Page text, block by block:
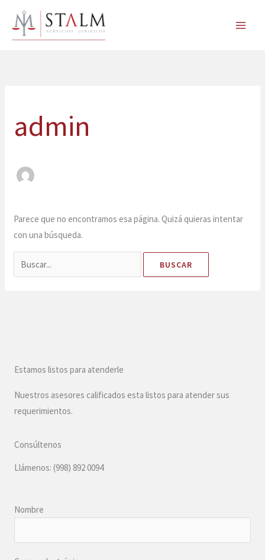
contenido
admin
Parece que no encontramos esa página. Quizá quieras intentar
con una búsqueda.
Estamos listos para atenderle
Nuestros asesores calificados esta listos para atender sus
requerimientos.
Consúltenos
Llámenos: (998) 892 0094
Nombre